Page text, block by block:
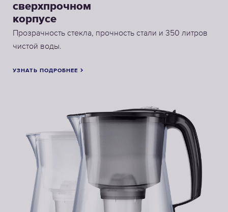
сверхпрочном
корпусе
Прозрачность стекла, прочность стали и 350 литров
чистой воды.
УЗНАТЬ ПОДРОБНЕЕ